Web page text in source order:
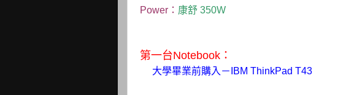
Power： 康舒 350W
第一台Notebook：
大學畢業前購入－IBM ThinkPad T43